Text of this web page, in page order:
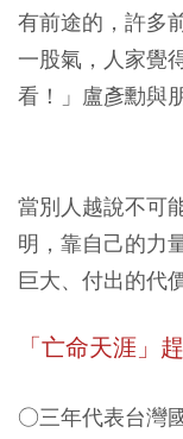
有前途的，許多
一股氣，人家覺
看！」盧彥勳與
當別人越說不可
明，靠自己的力
巨大、付出的代
「亡命天涯」
○三年代表台灣